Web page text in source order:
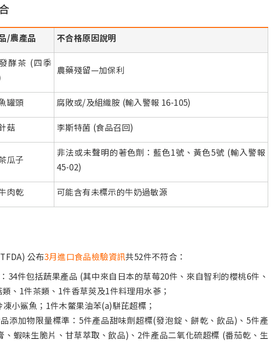
/農產品 不合格原因說明
酵茶 (四季
農藥殘留—加保利
罐頭 腐敗或/及組織胺 (輸入警報 16-105)
菇 李斯特菌 (食品召回)
瓜子
非法或未聲明的著色劑：藍色1號、黃色5號 (輸入警報
45-02)
肉乾 可能含有未標示的牛奶過敏源
公布3月進口食品檢驗資訊共52件不符合：
34件包括蔬果產品 (其中來自日本的草莓20件、來自智利的櫻桃6件、
、1件茶類、1件香草莢及1件料理用水蔘；
小鯊魚；1件木鱉果油苯(a)駢芘超標；
添加物限量標準：5件產品甜味劑超標(發泡錠、餅乾、飲品)、5件產
、蝦味生脆片、甘草萃取、飲品)、2件產品二氧化硫超標 (番茄乾、生